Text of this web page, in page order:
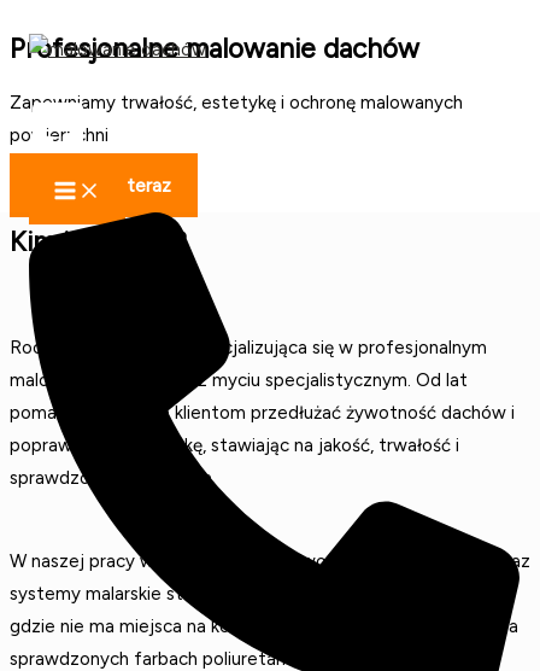
do
Profesjonalne malowanie dachów
Zapewniamy trwałość, estetykę i ochronę malowanych
powierzchni
Umów się teraz
Kim jesteśmy?
Roof Guards to firma specjalizująca się w profesjonalnym
malowaniu dachów oraz myciu specjalistycznym. Od lat
pomagamy naszym klientom przedłużać żywotność dachów i
poprawiać ich estetykę, stawiając na jakość, trwałość i
sprawdzone rozwiązania.
W naszej pracy wykorzystujemy nowoczesne technologie oraz
systemy malarskie stosowane w przemyśle ciężkim – tam,
gdzie nie ma miejsca na kompromisy. Pracujemy wyłącznie na
sprawdzonych farbach poliuretanowych i epoksydowych